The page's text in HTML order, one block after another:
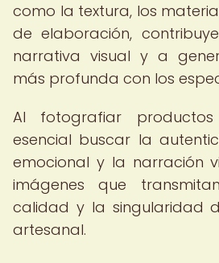
como la textura, los
de elaboración,
narrativa visual y a
más profunda con los
Al fotografiar productos
esencial buscar la
emocional y la narración
imágenes que
calidad y la singularidad
artesanal.